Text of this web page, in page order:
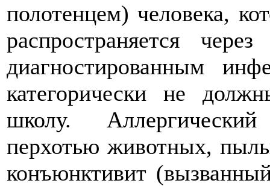
полотенцем) человека,
распространяется
диагностированным
категорически не
школу.
перхотью животных,
конъюнктивит